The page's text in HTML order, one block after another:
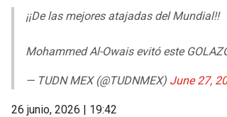
¡¡De las mejores atajadas del Mundial!!
Mohammed Al-Owais evitó este
— TUDN MEX (@TUDNMEX) June 27,
26 junio, 2026 | 19:42